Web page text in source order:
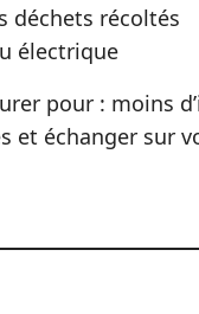
déchets récoltés
électrique
pour : moins
et échanger sur